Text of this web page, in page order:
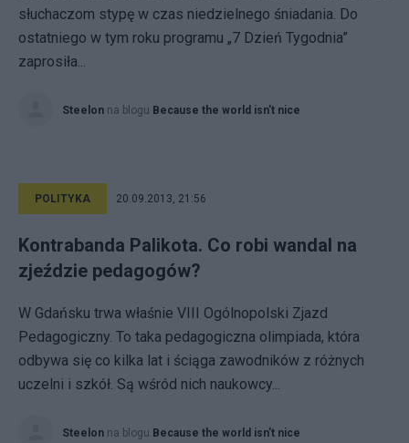
słuchaczom stypę w czas niedzielnego śniadania. Do
ostatniego w tym roku programu „7 Dzień Tygodnia”
zaprosiła...
Steelon na blogu Because the world isn't nice
POLITYKA 20.09.2013, 21:56
Kontrabanda Palikota. Co robi wandal na
zjeździe pedagogów?
W Gdańsku trwa właśnie VIII Ogólnopolski Zjazd
Pedagogiczny. To taka pedagogiczna olimpiada, która
odbywa się co kilka lat i ściąga zawodników z różnych
uczelni i szkół. Są wśród nich naukowcy...
Steelon na blogu Because the world isn't nice